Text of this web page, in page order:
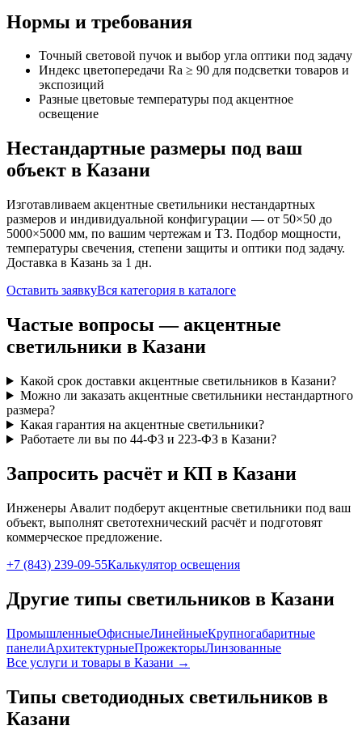
Нормы и требования
Точный световой пучок и выбор угла оптики под задачу
Индекс цветопередачи Ra ≥ 90 для подсветки товаров и
экспозиций
Разные цветовые температуры под акцентное
освещение
Нестандартные размеры под ваш
объект в Казани
Изготавливаем акцентные светильники нестандартных
размеров и индивидуальной конфигурации — от 50×50 до
5000×5000 мм, по вашим чертежам и ТЗ. Подбор мощности,
температуры свечения, степени защиты и оптики под задачу.
Доставка в Казань за 1 дн.
Оставить заявкуВся категория в каталоге
Частые вопросы —акцентные
светильники в Казани
Какой срок доставки акцентные светильников в Казани?
Можно ли заказать акцентные светильники нестандартного
размера?
Какая гарантия на акцентные светильники?
Работаете ли вы по 44-ФЗ и 223-ФЗ в Казани?
Запросить расчёт и КП в Казани
Инженеры Авалит подберут акцентные светильники под ваш
объект, выполнят светотехнический расчёт и подготовят
коммерческое предложение.
+7 (843) 239-09-55Калькулятор освещения
Другие типы светильников в Казани
ПромышленныеОфисныеЛинейныеКрупногабаритные
панелиАрхитектурныеПрожекторыЛинзованные
Все услуги и товары в Казани →
Типы светодиодных светильников в
Казани